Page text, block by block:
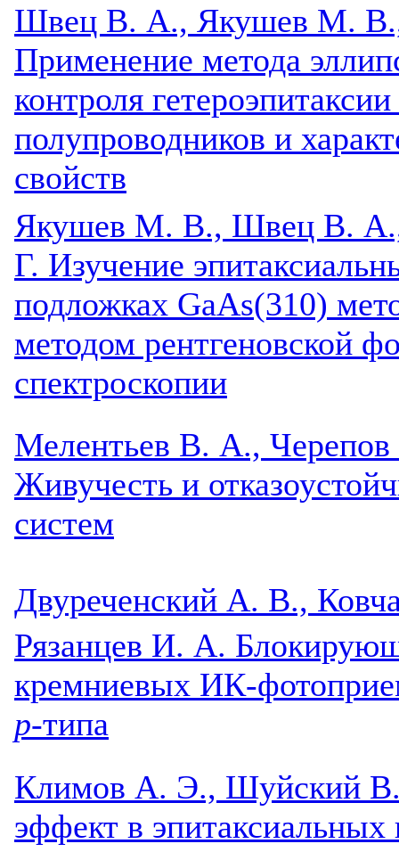
Швец В. А., Якушев М.
Применение метода
контроля
полупроводников и
свойств
Якушев М. В., Швец В.
Г. Изучение
подложках GaAs(310)
методом рентгеновской
спектроскопии
Мелентьев В. А.,
Живучесть и
систем
Двуреченский А. В.,
Рязанцев И. А.
кремниевых ИК-
р-типа
Климов А. Э., Шуйский В.
эффект в эпитаксиальных